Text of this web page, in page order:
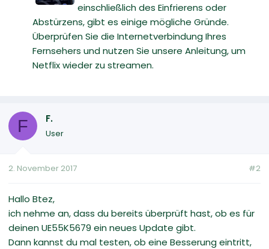
einschließlich des Einfrierens oder
Abstürzens, gibt es einige mögliche Gründe.
Überprüfen Sie die Internetverbindung Ihres
Fernsehers und nutzen Sie unsere Anleitung, um
Netflix wieder zu streamen.
F F.
User
2. November 2017 #2
Hallo Btez,
ich nehme an, dass du bereits überprüft hast, ob es für
deinen UE55K5679 ein neues Update gibt.
Dann kannst du mal testen, ob eine Besserung eintritt,